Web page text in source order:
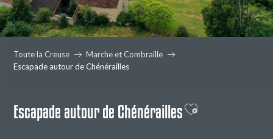
Toute la Creuse
Marche et Combraille
Escapade autour de Chénérailles
Escapade autour de ChénéraillesAjouter aux